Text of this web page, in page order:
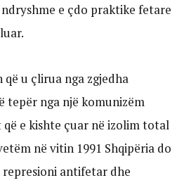
e çdo praktike fetare
u çlirua nga zgjedha
tepër nga një komunizëm
e kishte çuar në izolim total
në vitin 1991 Shqipëria do
antifetar dhe